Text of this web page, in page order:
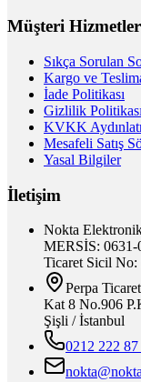
Müşteri
Sıkça Sorulan
Kargo ve
İade Politikası
Gizlilik Politikası
KVKK
Mesafeli Satış
Yasal Bilgiler
İletişim
Nokta
MERSİS: 0631-
Ticaret Sicil No:
Perpa
Kat 8 No.906
Şişli / İstanbul
0212 222 87